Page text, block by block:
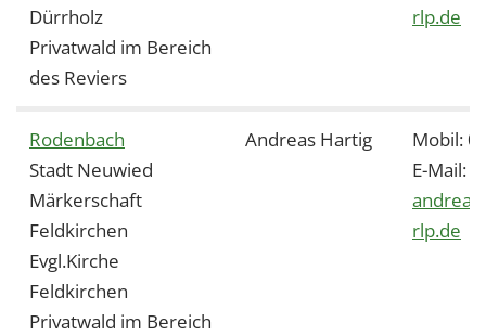
Dürrholz
Privatwald im Bereich
des Reviers
rlp.de
Rodenbach
Stadt Neuwied
Märkerschaft
Feldkirchen
Evgl.Kirche
Feldkirchen
Privatwald im Bereich
Andreas Hartig
Mobil:
E-Mail:
rlp.de